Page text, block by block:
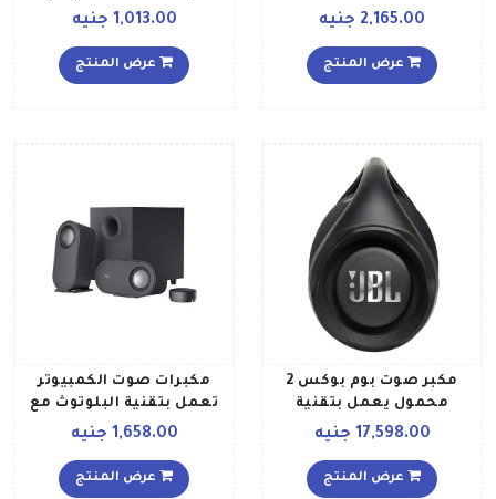
ومنفذ لبطاقة SD وخاصية
LED TG SB B016 أسود
2,165.00 جنيه
عرض المنتج
ميكروفون ايه يو اكس داخلي
أبيض
1,013.00 جنيه
عرض المنتج
مكبر صوت بوم بوكس 2
محمول يعمل بتقنية
البلوتوث أسود
17,598.00 جنيه
عرض المنتج
مكبرات صوت الكمبيوتر
تعمل بتقنية البلوتوث مع
مضخم الصوت والتحكم
1,658.00 جنيه
عرض المنتج